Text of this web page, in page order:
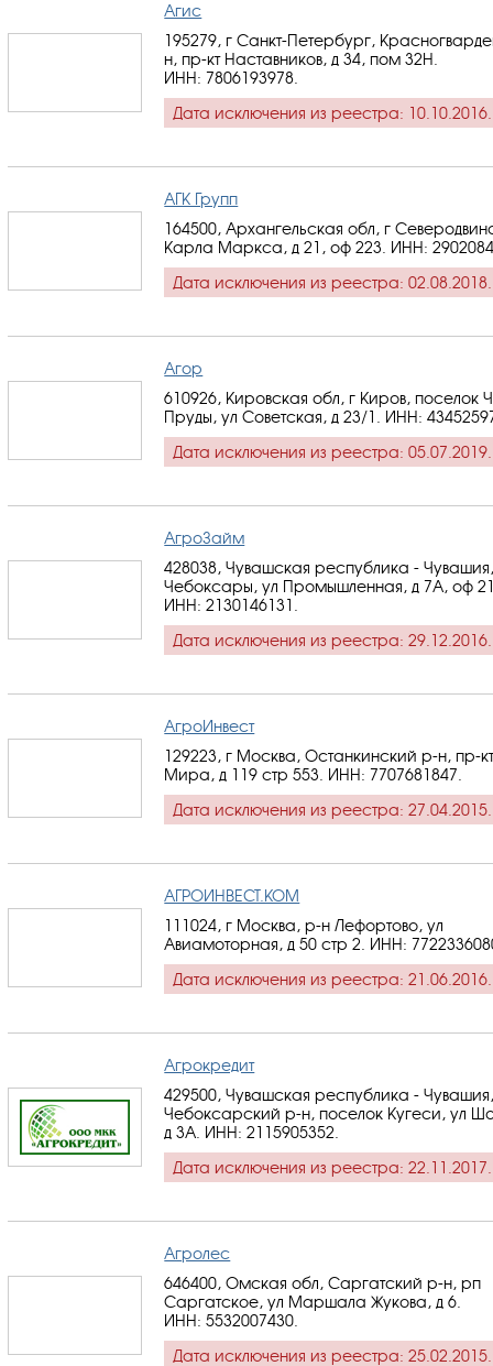
Агис
195279, г Санкт-Петербург,
н, пр-кт Наставников, д 34, пом 32Н.
ИНН: 7806193978
Дата исключения из реестра: 10.10.2016.
АГК Групп
164500, Архангельская обл, г
Карла Маркса, д 21, оф 223. ИНН:
Дата исключения из реестра: 02.08.2018.
Агор
610926, Кировская обл, г Киров, поселок
Пруды, ул Советская, д 23/1. ИНН:
Дата исключения из реестра: 05.07.2019.
АгроЗайм
428038, Чувашская республика -
Чебоксары, ул Промышленная, д 7А, оф
ИНН: 2130146131
Дата исключения из реестра: 29.12.2016.
АгроИнвест
129223, г Москва, Останкинский р-н, пр-
Мира, д 119 стр 553. ИНН: 7707681847
Дата исключения из реестра: 27.04.2015.
АГРОИНВЕСТ.КОМ
111024, г Москва, р-н Лефортово, ул
Авиамоторная, д 50 стр 2. ИНН:
Дата исключения из реестра: 21.06.2016.
Агрокредит
429500, Чувашская республика -
Чебоксарский р-н, поселок Кугеси, ул
д 3А. ИНН: 2115905352
Дата исключения из реестра: 22.11.2017.
Агролес
646400, Омская обл, Саргатский р-н, рп
Саргатское, ул Маршала Жукова, д 6.
ИНН: 5532007430
Дата исключения из реестра: 25.02.2015.